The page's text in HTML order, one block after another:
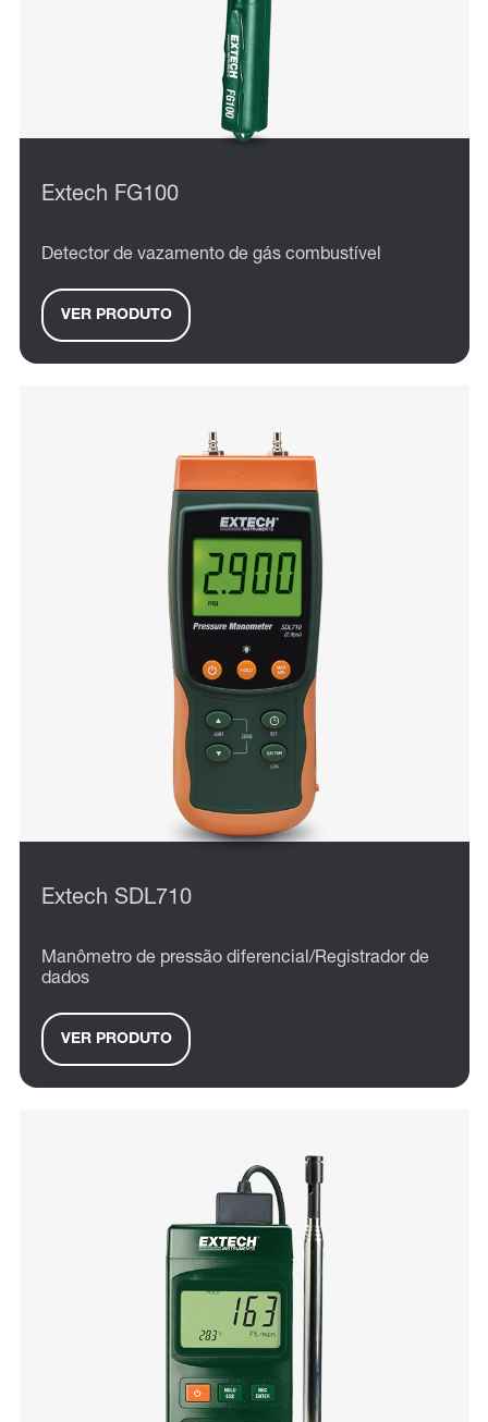
Extech FG100
Detector de vazamento de gás combustível
VER PRODUTO
Extech SDL710
Manômetro de pressão diferencial/Registrador de
dados
VER PRODUTO